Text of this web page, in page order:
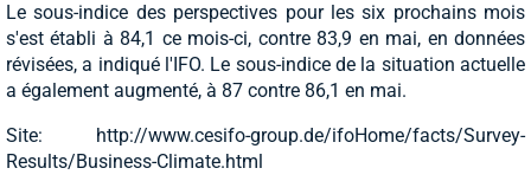
Le sous-indice des perspectives pour les six prochains mois
s'est établi à 84,1 ce mois-ci, contre 83,9 en mai, en données
révisées, a indiqué l'IFO. Le sous-indice de la situation actuelle
a également augmenté, à 87 contre 86,1 en mai.
Site: http://www.cesifo-group.de/ifoHome/facts/Survey-
Results/Business-Climate.html